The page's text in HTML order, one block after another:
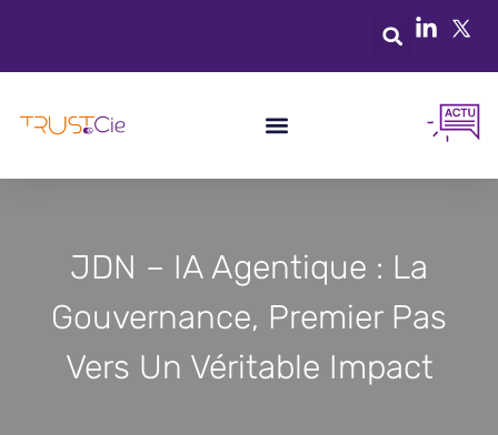
JDN – IA Agentique : La
Gouvernance, Premier Pas
Vers Un Véritable Impact